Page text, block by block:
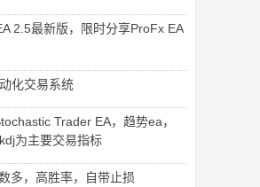
2.5最新版，限时分享ProFx EA
化交易系统
Trader EA，趋势ea，
为主要交易指标
多，高胜率，自带止损